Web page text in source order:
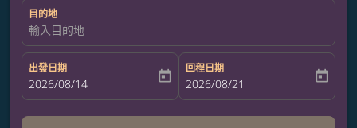
目的地
輸入目的地
出發日期
fc-booking-departure-date-aria-label
2026/08/14 today
回程日期
fc-booking-return-date-aria-label
2026/08/21 today